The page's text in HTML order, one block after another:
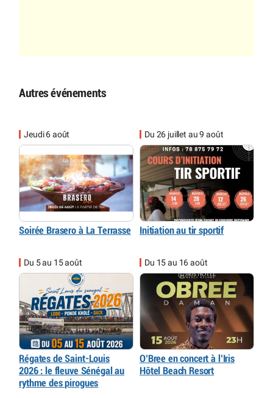
Autres événements
Jeudi 6 août
Soirée Brasero à La Terrasse
Du 26 juillet au 9 août
Initiation au tir sportif
Du 5 au 15 août
Régates de Saint-Louis
2026 : le fleuve Sénégal au
rythme des pirogues
Du 15 au 16 août
O’Bree en concert à l’Iris
Hôtel Beach Resort